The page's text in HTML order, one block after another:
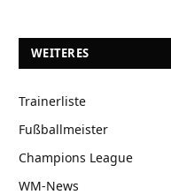
WEITERES
Trainerliste
Fußballmeister
Champions League
WM-News